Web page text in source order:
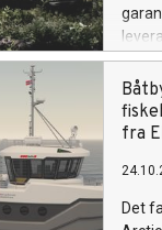
er en
fra
Det